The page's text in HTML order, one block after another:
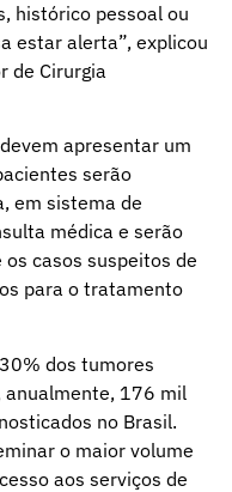
histórico pessoal ou
estar alerta”, explicou
de Cirurgia
apresentar um
serão
em sistema de
médica e serão
casos suspeitos de
para o tratamento
dos tumores
anualmente, 176 mil
no Brasil.
o maior volume
aos serviços de